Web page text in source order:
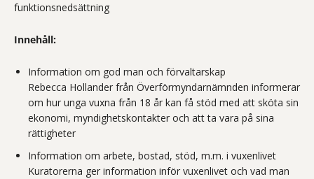
funktionsnedsättning
Innehåll:
Information om god man och förvaltarskap
Rebecca Hollander från Överförmyndarnämnden informerar
om hur unga vuxna från 18 år kan få stöd med att sköta sin
ekonomi, myndighetskontakter och att ta vara på sina
rättigheter
Information om arbete, bostad, stöd, m.m. i vuxenlivet
Kuratorerna ger information inför vuxenlivet och vad man